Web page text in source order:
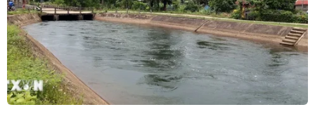
Sở hữu trí tuệ
Quy định sử dụng
RSS
Hỗ trợ
Ngôn ngữ
TTXVN
Dịch vụ tin
Quảng cáo
Liên hệ